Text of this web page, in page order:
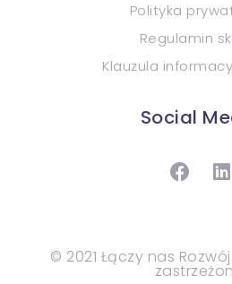
Polityka
Regulamin
Klauzula
Social
© 2021 Łączy nas